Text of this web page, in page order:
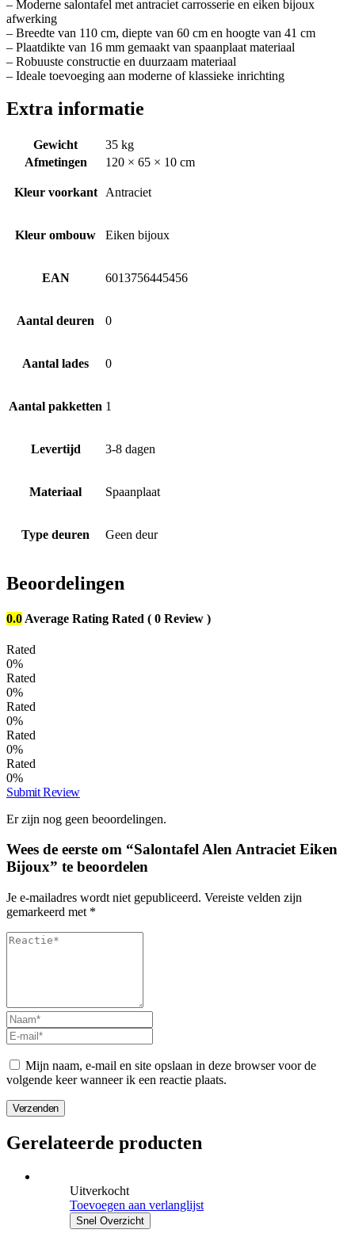
– Moderne salontafel met antraciet carrosserie en eiken bijoux
afwerking
– Breedte van 110 cm, diepte van 60 cm en hoogte van 41 cm
– Plaatdikte van 16 mm gemaakt van spaanplaat materiaal
– Robuuste constructie en duurzaam materiaal
– Ideale toevoeging aan moderne of klassieke inrichting
Extra informatie
Gewicht
35 kg
Afmetingen
120 × 65 × 10 cm
Kleur voorkant Antraciet
Kleur ombouw Eiken bijoux
EAN 6013756445456
Aantal deuren 0
Aantal lades 0
Aantal pakketten 1
Levertijd 3-8 dagen
Materiaal Spaanplaat
Type deuren Geen deur
Beoordelingen
0.0 Average Rating Rated ( 0 Review )
Rated
0%
Rated
0%
Rated
0%
Rated
0%
Rated
0%
Submit Review
Er zijn nog geen beoordelingen.
Wees de eerste om “Salontafel Alen Antraciet Eiken
Bijoux” te beoordelen
Je e-mailadres wordt niet gepubliceerd. Vereiste velden zijn
gemarkeerd met *
Mijn naam, e-mail en site opslaan in deze browser voor de
volgende keer wanneer ik een reactie plaats.
Verzenden
Gerelateerde producten
Uitverkocht
Toevoegen aan verlanglijst
Snel Overzicht